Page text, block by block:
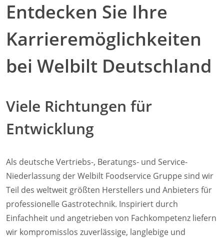
Convotherm
Delfield
Frymaster
Garland
Merco
Crystal Tips
Vertrieb
Anwendungsberater
Aktuelles
Downloads
Unternehmen
Kontakt
Karriere
Entdecken Sie Ihre
Karrieremöglichkeiten
bei Welbilt Deutschland
Viele Richtungen für
Entwicklung
Als deutsche Vertriebs-, Beratungs- und Service-
Niederlassung der Welbilt Foodservice Gruppe sind wir
Teil des weltweit größten Herstellers und Anbieters für
professionelle Gastrotechnik. Inspiriert durch
Einfachheit und angetrieben von Fachkompetenz liefern
wir kompromisslos zuverlässige, langlebige und